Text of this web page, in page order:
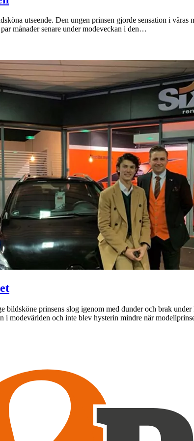
utseende. Den ungen prinsen gjorde sensation i
månader senare under modeveckan i den…
bildsköne prinsens slog igenom med dunder och brak
i modevärlden och inte blev hysterin mindre när